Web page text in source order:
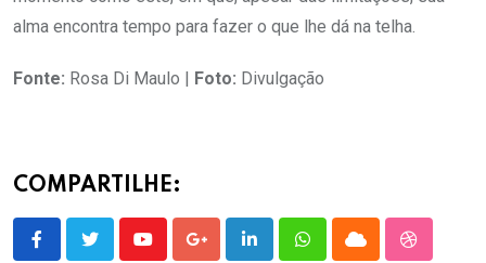
alma encontra tempo para fazer o que lhe dá na telha.
Fonte: Rosa Di Maulo | Foto: Divulgação
COMPARTILHE:
YoutubeGoogle+LinkedInWhatsappCloud